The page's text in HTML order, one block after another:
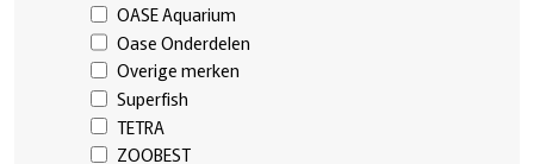
OASE Aquarium
Oase Onderdelen
Overige merken
Superfish
TETRA
ZOOBEST